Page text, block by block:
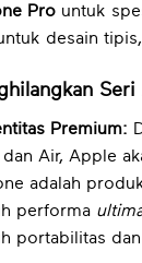
Prountuk
desain tipis,
Premium:
Air, Apple
adalah
performa
portabilitas dan